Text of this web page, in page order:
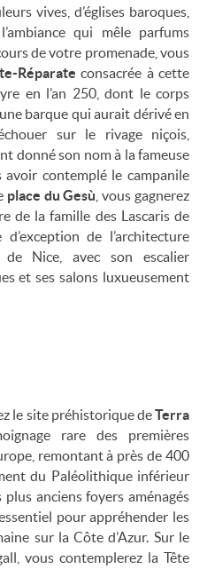
vives, d’églises baroques,
qui mêle parfums
de votre promenade, vous
Réparateconsacrée à cette
en l’an 250, dont le corps
barque qui aurait dérivé en
sur le rivage niçois,
donné son nom à la fameuse
contemplé le campanile
place du Gesù , vous gagnerez
de la famille des Lascaris de
de l’architecture
Nice, avec son escalier
et ses salons luxueusement
le site préhistorique deTerra
rare des premières
remontant à près de 400
du Paléolithique inférieur
anciens foyers aménagés
pour appréhender les
sur la Côte d’Azur. Sur le
vous contemplerez la Tête